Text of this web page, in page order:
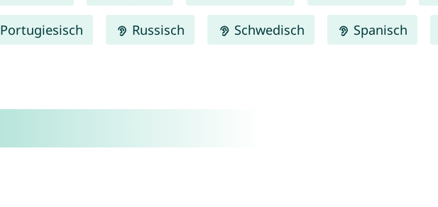
Portugiesisch Russisch Schwedisch Spanisch